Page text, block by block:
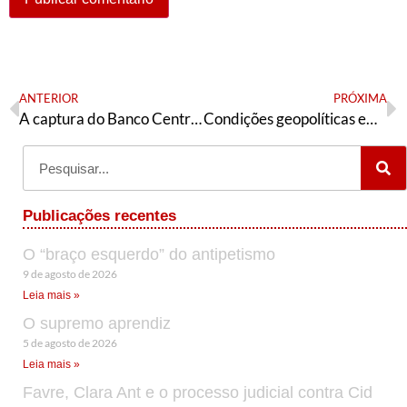
ANTERIOR
A captura do Banco Central pela “Faria Lima” e o copia-e-cola de Gabriel Galípolo
PRÓXIMA
Condições geopolíticas em torno da questão das terras raras
Publicações recentes
O “braço esquerdo” do antipetismo
9 de agosto de 2026
Leia mais »
O supremo aprendiz
5 de agosto de 2026
Leia mais »
Favre, Clara Ant e o processo judicial contra Cid